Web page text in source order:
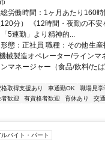
労働時間：1ヶ月あたり160
分） 《12時間・夜勤の不
5連勤」より精神的...
態：正社員 職種：その他生
械製造オペレーター/ラインマ
マネージャー（食品/飲料/た
格取得支援あり 車通勤OK 職場見学
歓迎 有資格者歓迎 育休あり 交
ルバイト・パート